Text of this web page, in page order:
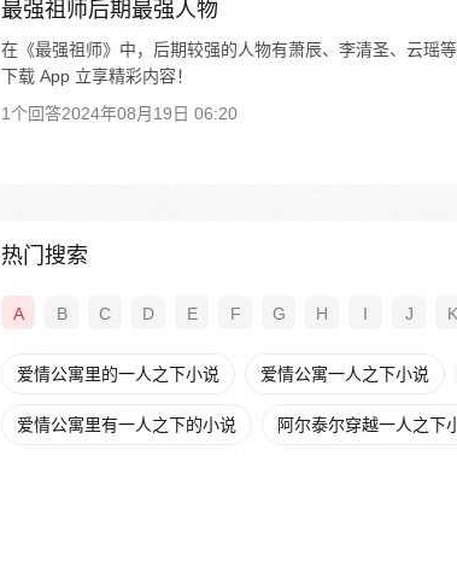
最强祖师后期最强人物
在《最强祖师》中，后期较强的人物有萧辰、李清圣、云瑶
下载 App 立享精彩内容！
1个回答2024年08月19日 06:20
热门搜索
A B C D E F G H I J K
爱情公寓里的一人之下小说 爱情公寓一人之下小说
爱情公寓里有一人之下的小说 阿尔泰尔穿越一人之下